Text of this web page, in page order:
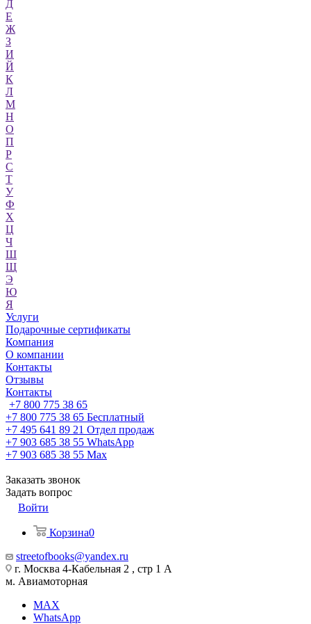
Д
Е
Ж
З
И
Й
К
Л
М
Н
О
П
Р
С
Т
У
Ф
Х
Ц
Ч
Ш
Щ
Э
Ю
Я
Услуги
Подарочные сертификаты
Компания
О компании
Контакты
Отзывы
Контакты
+7 800 775 38 65
+7 800 775 38 65 Бесплатный
+7 495 641 89 21 Отдел продаж
+7 903 685 38 55 WhatsApp
+7 903 685 38 55 Max
Заказать звонок
Задать вопрос
Войти
Корзина0
streetofbooks@yandex.ru
г. Москва 4-Кабельная 2 , стр 1 А
м. Авиамоторная
MAX
WhatsApp